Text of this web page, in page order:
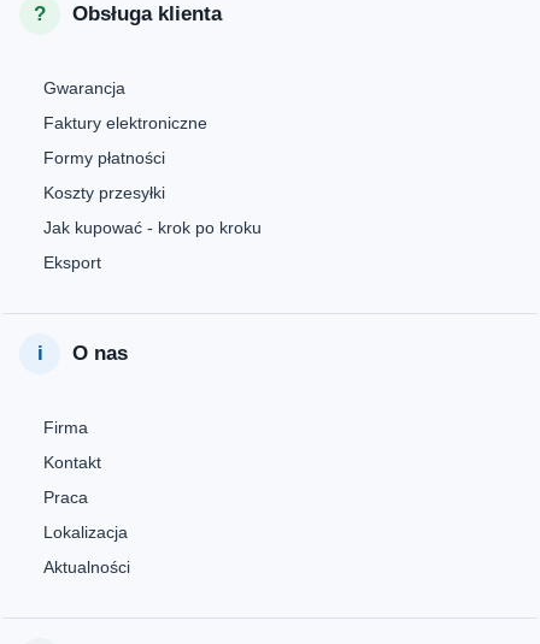
Obsługa klienta
Gwarancja
Faktury elektroniczne
Formy płatności
Koszty przesyłki
Jak kupować - krok po kroku
Eksport
O nas
Firma
Kontakt
Praca
Lokalizacja
Aktualności